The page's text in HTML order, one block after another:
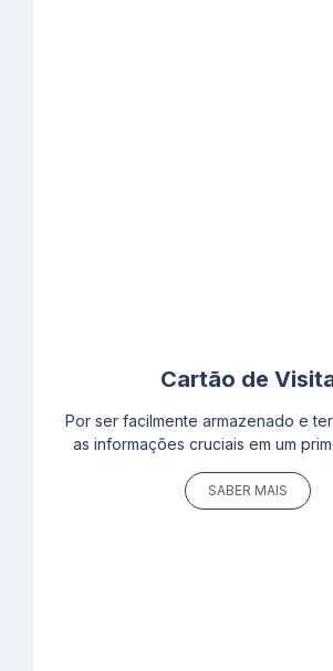
Cartão de
Por ser facilmente armazenado e
as informações cruciais em um
SABER MAIS